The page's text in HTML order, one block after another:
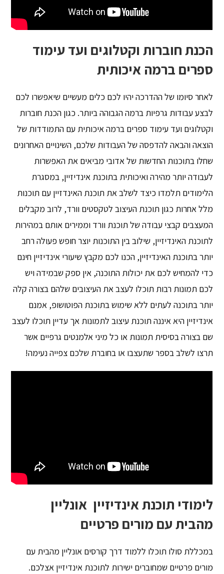
הכנת חוברות וקטלוגים ועד עימוד
ספרים ברמה איכותית
לאחר סיומו של ההדרכה יהיו לכם כלים מעשיים שיאפשרו לכם
לבצע עבודות גרפיות ברמה הגבוהה ביותר. כגון הכנת חוברות
וקטלוגים ועד עימוד ספרים ברמה איכותית עם התמודדות של
הוצאה והבאה להדפסה של העבודות שלכם, השינויים האחרונים
שחלו בתוכנות החדשות של אדובי מביאים את האפשרות
לעבודה יותר מהירה ואיכותית בתוכנת אינדיזיין, במסגרת
הלימודים תלמדו כיצד לשלב את תוכנת האינדזיין עם תוכנות
מלל אחרות כגון תוכנת העיצוב לטקסטים וורד, לרוב מקבלים
המעצבים קבצי עבודה של תוכנת וורד וממירים אותם במהירות
לתוכנת האינדיזיין, שילוב בין התוכנות יוצר חופש פעולה רחב
יותר בתוכנת האינדיזיין, הכנו לכם מקבץ שיעורי אינדיזיין חינם
כדי להמחיש לכם את יכולות התוכנה, אין ספק שבמידה ויש
לכם תמונות רבות תוכלו לעצב את העיצובים שלהם בצורה קלה
יותר בתוכנה לעתים ללא שימוש בתוכנת הפוטושופ, אמנם
אינדיזיין היא איננה תוכנת עיצוב לתמונות אך עדיין תוכלו לעצב
שם בצורה בסיסית תמונות או כל מיני אלמנטים גרפיים אשר
תרצו לשלב בספר שתעצבו או בחוברת שלכם צפייה נעימה!
לימודי תוכנת אינדיזיין אונליין
מהבית עם מורים פרטיים
במכללת סולו תוכלו ללמוד דרך קורסים אונליין מהבית עם
מורים פרטיים שמחוברים ישירות לתוכנת אינדיזיין אצלכם.